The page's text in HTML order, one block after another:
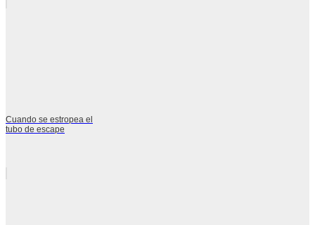
Cuando se estropea el
tubo de escape